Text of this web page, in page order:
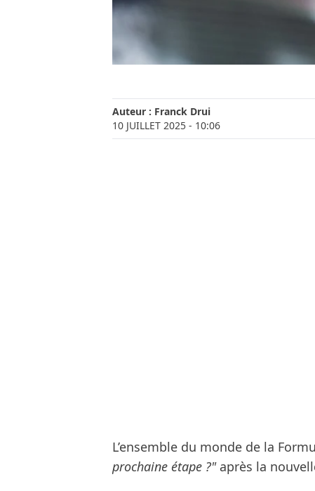
Auteur : Franck Drui
10 JUILLET 2025 - 10:06
L’ensemble du monde de la
prochaine étape ?"après la